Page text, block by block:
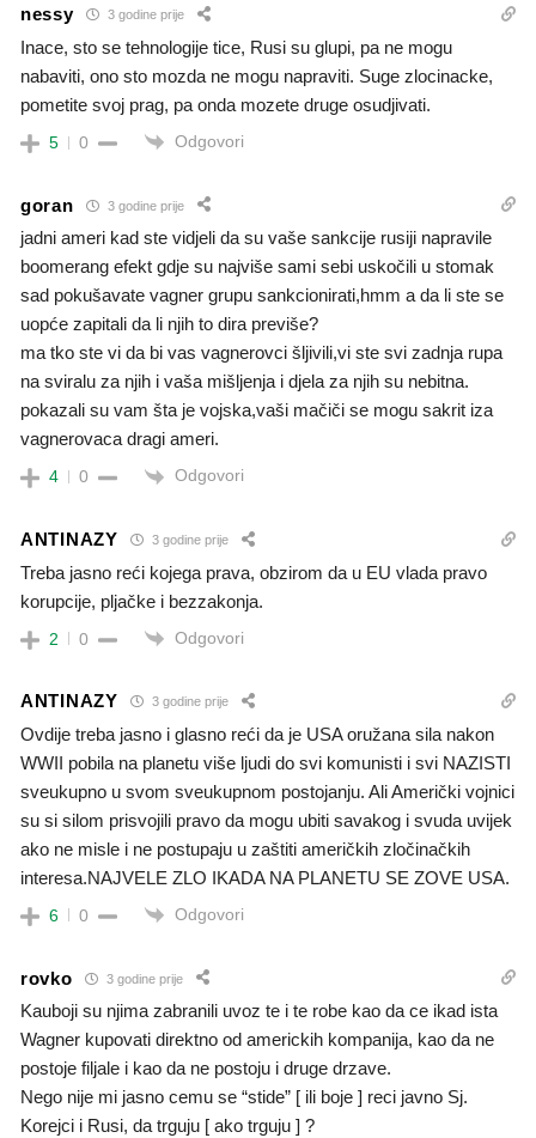
nessy 3 godine prije
Inace, sto se tehnologije tice, Rusi su glupi, pa ne mogu
nabaviti, ono sto mozda ne mogu napraviti. Suge zlocinacke,
pometite svoj prag, pa onda mozete druge osudjivati.
5 0 Odgovori
goran 3 godine prije
jadni ameri kad ste vidjeli da su vaše sankcije rusiji napravile
boomerang efekt gdje su najviše sami sebi uskočili u stomak
sad pokušavate vagner grupu sankcionirati,hmm a da li ste se
uopće zapitali da li njih to dira previše?
ma tko ste vi da bi vas vagnerovci šljivili,vi ste svi zadnja rupa
na sviralu za njih i vaša mišljenja i djela za njih su nebitna.
pokazali su vam šta je vojska,vaši mačiči se mogu sakrit iza
vagnerovaca dragi ameri.
4 0 Odgovori
ANTINAZY 3 godine prije
Treba jasno reći kojega prava, obzirom da u EU vlada pravo
korupcije, pljačke i bezzakonja.
2 0 Odgovori
ANTINAZY 3 godine prije
Ovdije treba jasno i glasno reći da je USA oružana sila nakon
WWII pobila na planetu više ljudi do svi komunisti i svi NAZISTI
sveukupno u svom sveukupnom postojanju. Ali Američki vojnici
su si silom prisvojili pravo da mogu ubiti savakog i svuda uvijek
ako ne misle i ne postupaju u zaštiti američkih zločinačkih
interesa.NAJVELE ZLO IKADA NA PLANETU SE ZOVE USA.
6 0 Odgovori
rovko 3 godine prije
Kauboji su njima zabranili uvoz te i te robe kao da ce ikad ista
Wagner kupovati direktno od americkih kompanija, kao da ne
postoje filjale i kao da ne postoju i druge drzave.
Nego nije mi jasno cemu se “stide” [ ili boje ] reci javno Sj.
Korejci i Rusi, da trguju [ ako trguju ] ?